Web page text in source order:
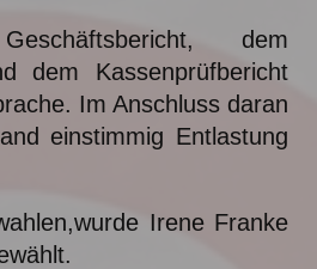
dem
dem Kassenprüfbericht
Im Anschluss daran
einstimmig Entlastung
Irene Franke